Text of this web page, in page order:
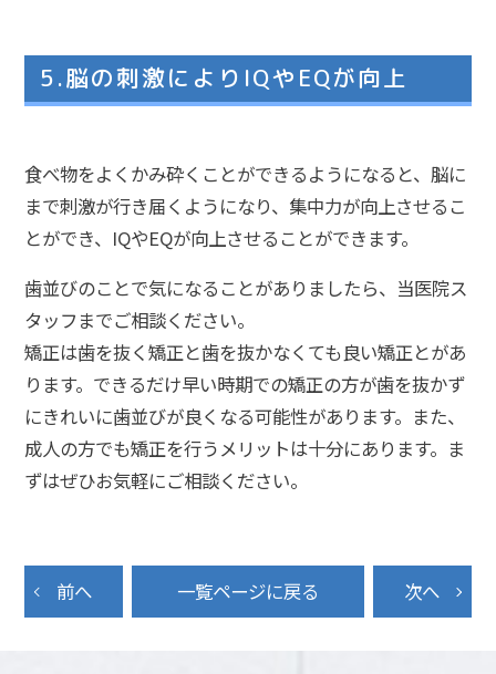
5.脳の刺激によりIQやEQが向上
食べ物をよくかみ砕くことができるようになると、脳に
まで刺激が行き届くようになり、集中力が向上させるこ
とができ、IQやEQが向上させることができます。
歯並びのことで気になることがありましたら、当医院ス
タッフまでご相談ください。
矯正は歯を抜く矯正と歯を抜かなくても良い矯正とがあ
ります。できるだけ早い時期での矯正の方が歯を抜かず
にきれいに歯並びが良くなる可能性があります。また、
成人の方でも矯正を行うメリットは十分にあります。ま
ずはぜひお気軽にご相談ください。
前へ 一覧ページに戻る 次へ